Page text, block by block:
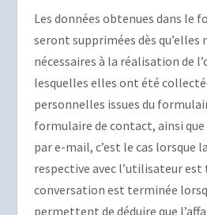
Les données obtenues dans le
seront supprimées dès qu’elles
nécessaires à la réalisation de
lesquelles elles ont été
personnelles issues du
formulaire de contact, ainsi que
par e-mail, c’est le cas lorsque
respective avec l’utilisateur est
conversation est terminée
permettent de déduire que